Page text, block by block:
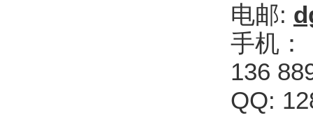
电邮:
手机：
136
QQ: